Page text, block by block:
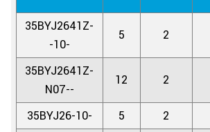
35BYJ2641Z-
-10-
5 2
35BYJ2641Z-
N07--
12 2
35BYJ26-10- 5 2